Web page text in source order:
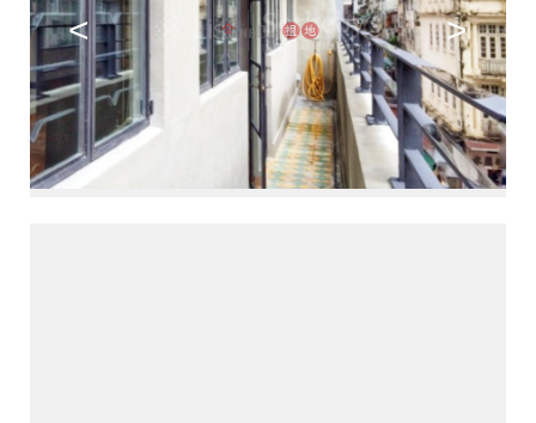
< >